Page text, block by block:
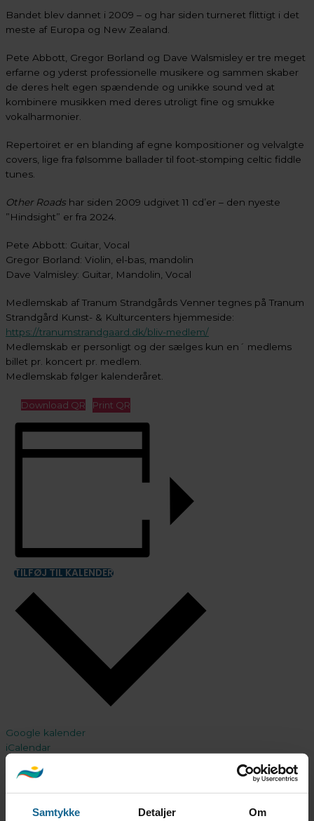
Samtykke Detaljer Om
Bandet blev dannet i 2009 – og har siden turneret flittigt i det
meste af Europa og New Zealand.
Pete Abbott, Gregor Borland og Dave Walsmisley er tre meget
erfarne og yderst professionelle musikere og sammen skaber
de deres helt egen spændende og unikke sound ved at
kombinere musikken med deres utroligt fine og smukke
vokalharmonier.
Repertoiret er en blanding af egne kompositioner og velvalgte
covers, lige fra følsomme ballader til foot-stomping celtic fiddle
tunes.
Other Roads har siden 2009 udgivet 11 cd’er – den nyeste
”Hindsight” er fra 2024.
Pete Abbott: Guitar, Vocal
Gregor Borland: Violin, el-bas, mandolin
Dave Valmisley: Guitar, Mandolin, Vocal
Medlemskab af Tranum Strandgårds Venner tegnes på Tranum
Strandgård Kunst- & Kulturcenters hjemmeside:
https://tranumstrandgaard.dk/bliv-medlem/
Medlemskab er personligt og der sælges kun en´ medlems
billet pr. koncert pr. medlem.
Medlemskab følger kalenderåret.
Download QR Print QR
TILFØJ TIL KALENDER
Google kalender
iCalendar
Outlook 365
Outlook Live
Detaljer